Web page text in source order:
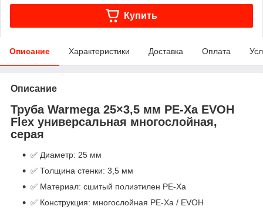
Купить
Описание Характеристики Доставка Оплата
Описание
Труба Warmega 25×3,5 мм PE-Xa EVOH
Flex универсальная многослойная,
серая
✅ Диаметр: 25 мм
✅ Толщина стенки: 3,5 мм
✅ Материал: сшитый полиэтилен PE-Xa
✅ Конструкция: многослойная PE-Xa / EVOH